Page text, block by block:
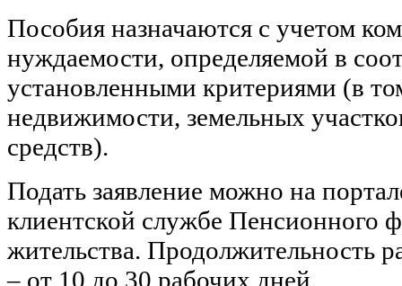
Пособия назначаются с учетом
нуждаемости, определяемой в
установленными критериями (в
недвижимости, земельных
средств).
Подать заявление можно на
клиентской службе Пенсионного
жительства. Продолжительность
– от 10 до 30 рабочих дней.